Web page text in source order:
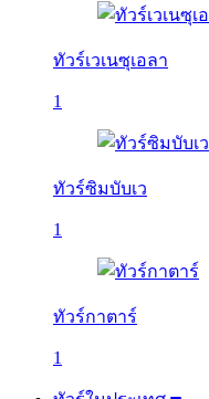
ทัวร์เวเนซุเอลา
1
ทัวร์ซิมบับเว
1
ทัวร์กาตาร์
1